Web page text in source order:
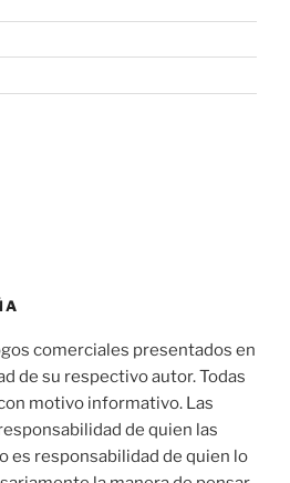
comerciales presentados en
de su respectivo autor. Todas
motivo informativo. Las
de quien las
es responsabilidad de quien lo